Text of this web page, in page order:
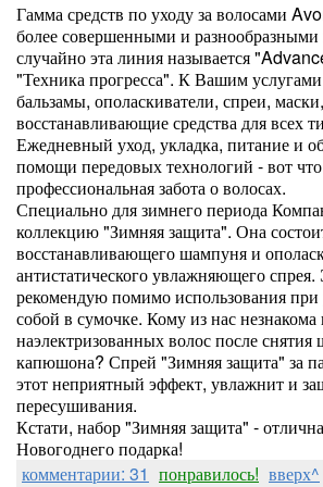
Гамма средств по уходу за волосами
более совершенными и
случайно эта линия называется
"Техника прогресса". К Вашим
бальзамы, ополаскиватели, спреи, маски,
восстанавливающие средства для всех
Ежедневный уход, укладка, питание и
помощи передовых технологий - вот что
профессиональная забота о волосах.
Специально для зимнего периода
коллекцию "Зимняя защита". Она
восстанавливающего шампуня и
антистатического увлажняющего спрея.
рекомендую помимо использования при
собой в сумочке. Кому из нас
наэлектризованных волос после
капюшона? Спрей "Зимняя защита" за
этот неприятный эффект, увлажнит и
пересушивания.
Кстати, набор "Зимняя защита" -
Новогоднего подарка!
комментарии: 31 понравилось! вверх^